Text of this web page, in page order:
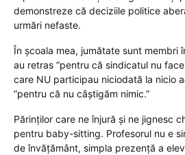
demonstreze că deciziile politice
urmări nefaste.
În școala mea, jumătate sunt membri
au retras ”pentru că sindicatul nu
care NU participau niciodată la nicio
”pentru că nu câștigăm nimic.”
Părinților care ne înjură și ne jignesc
pentru baby-sitting. Profesorul nu e
de învățământ, simpla prezență a